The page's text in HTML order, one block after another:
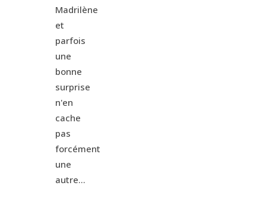
Madrilène
et
parfois
une
bonne
surprise
n'en
cache
pas
forcément
une
autre...